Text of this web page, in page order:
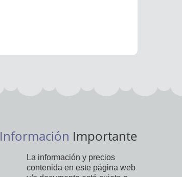
Información Importante
La información y precios
contenida en este página web